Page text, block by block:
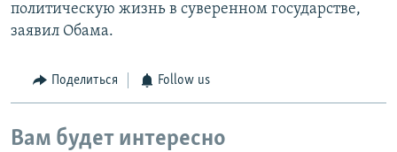
политическую жизнь в суверенном государстве,
заявил Обама.
Поделиться Follow us
Вам будет интересно